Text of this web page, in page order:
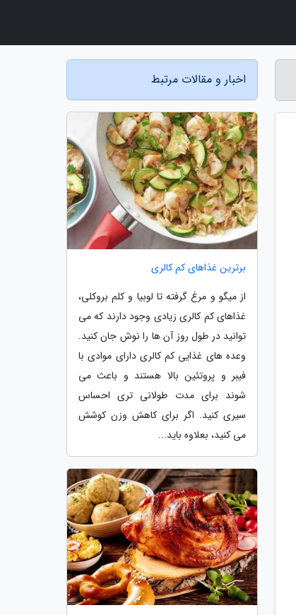
اخبار و مقالات مرتبط
برترین غذاهای کم کالری
از میگو و مرغ گرفته تا لوبیا و کلم بروکلی،
غذاهای کم کالری زیادی وجود دارند که می
توانید در طول روز آن ها را نوش جان کنید.
وعده های غذایی کم کالری دارای موادی با
فیبر و پروتئین بالا هستند و باعث می
شوند برای مدت طولانی تری احساس
سیری کنید. اگر برای کاهش وزن کوشش
می کنید، بعلاوه باید...